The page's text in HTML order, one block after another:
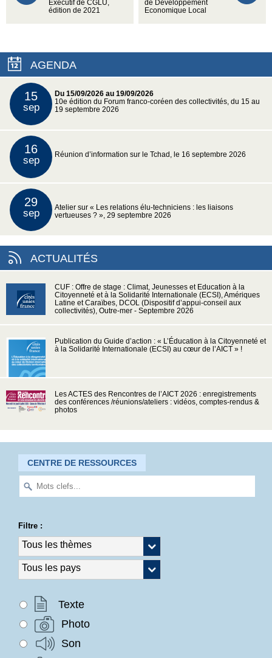
Exécutif de CGLU,
édition de 2021
de Développement
Economique Local
AGENDA
15
sep
Du 15/09/2026 au 19/09/2026
10e édition du Forum franco-coréen des collectivités, du 15 au
19 septembre 2026
16
sep Réunion d’information sur le Tchad, le 16 septembre 2026
29
sep
Atelier sur « Les relations élu-techniciens : les liaisons
vertueuses ? », 29 septembre 2026
ACTUALITÉS
CUF : Offre de stage : Climat, Jeunesses et Education à la
Citoyenneté et à la Solidarité Internationale (ECSI), Amériques
Latine et Caraïbes, DCOL (Dispositif d’appui-conseil aux
collectivités), Outre-mer - Septembre 2026
Publication du Guide d’action : « L’Éducation à la Citoyenneté et
à la Solidarité Internationale (ECSI) au cœur de l’AICT » !
Les ACTES des Rencontres de l’AICT 2026 : enregistrements
des conférences /réunions/ateliers : vidéos, comptes-rendus &
photos
CENTRE DE RESSOURCES
Filtre :
Texte
Photo
Son